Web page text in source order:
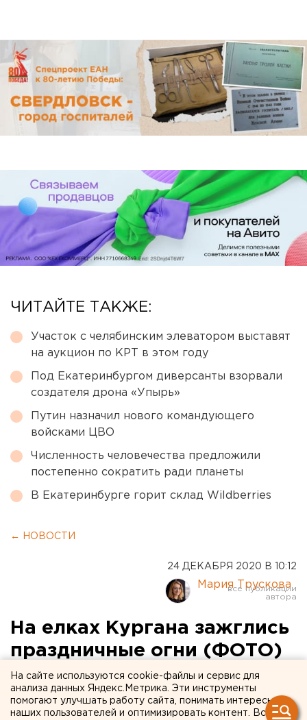
ЧИТАЙТЕ ТАКЖЕ:
Участок с челябинским элеватором выставят
на аукцион по КРТ в этом году
Под Екатеринбургом диверсанты взорвали
создателя дрона «Упырь»
Путин назначил нового командующего
войсками ЦВО
Численность человечества предложили
постепенно сократить ради планеты
В Екатеринбурге горит склад Wildberries
← НОВОСТИ
24 ДЕКАБРЯ 2020 В 10:12
Мария Трускова
На елках Кургана зажглись
праздничные огни (ФОТО)
На сайте используются cookie-файлы и сервис для
анализа данных Яндекс.Метрика. Эти инструменты
помогают улучшать работу сайта, понимать интересы
наших пользователей и оптимизировать контент. Вся